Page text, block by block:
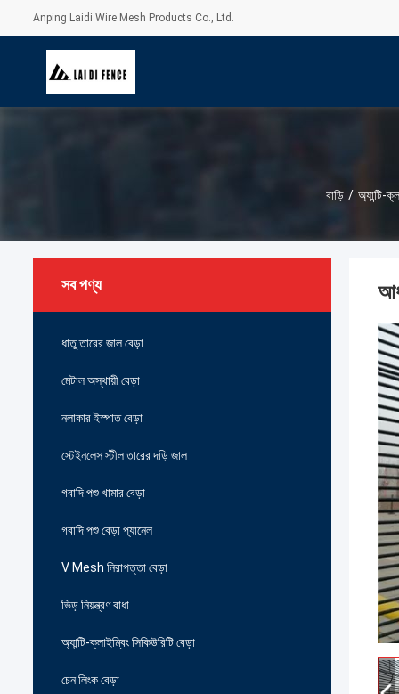
Anping Laidi Wire Mesh Products Co., Ltd.
বাড়ি / অ্যান্টি-
সব পণ্য
ধাতু তারের জাল বেড়া
মেটাল অস্থায়ী বেড়া
নলাকার ইস্পাত বেড়া
স্টেইনলেস স্টীল তারের দড়ি জাল
গবাদি পশু খামার বেড়া
গবাদি পশু বেড়া প্যানেল
V Mesh নিরাপত্তা বেড়া
ভিড় নিয়ন্ত্রণ বাধা
অ্যান্টি-ক্লাইম্বিং সিকিউরিটি বেড়া
চেন লিংক বেড়া